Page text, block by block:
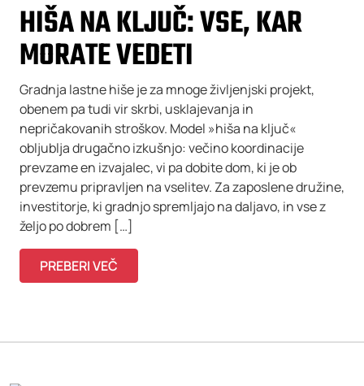
HIŠA NA KLJUČ: VSE, KAR
MORATE VEDETI
Gradnja lastne hiše je za mnoge življenjski projekt,
obenem pa tudi vir skrbi, usklajevanja in
nepričakovanih stroškov. Model »hiša na ključ«
obljublja drugačno izkušnjo: večino koordinacije
prevzame en izvajalec, vi pa dobite dom, ki je ob
prevzemu pripravljen na vselitev. Za zaposlene družine,
investitorje, ki gradnjo spremljajo na daljavo, in vse z
željo po dobrem […]
PREBERI VEČ